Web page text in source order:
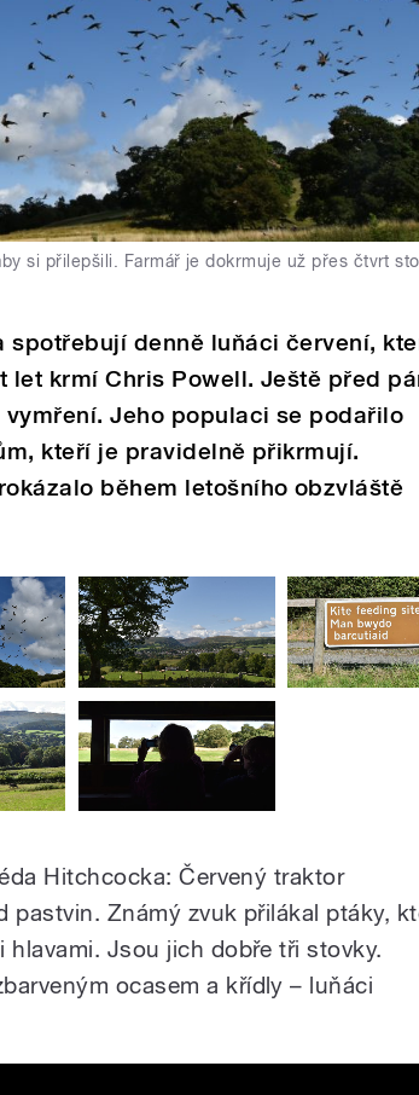
si přilepšili. Farmář je dokrmuje už přes čtvrt
spotřebují denně luňáci červení,
let krmí Chris Powell. Ještě před
Jeho populaci se podařilo
kteří je pravidelně přikrmují.
během letošního obzvláště
Hitchcocka: Červený traktor
pastvin. Známý zvuk přilákal ptáky,
hlavami. Jsou jich dobře tři stovky.
ocasem a křídly – luňáci